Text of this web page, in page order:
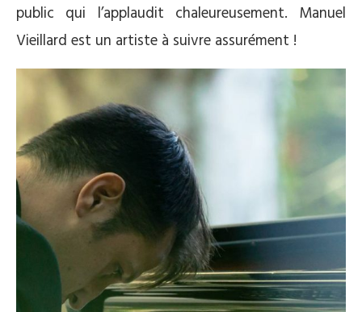
public qui l’applaudit chaleureusement. Manuel
Vieillard est un artiste à suivre assurément !